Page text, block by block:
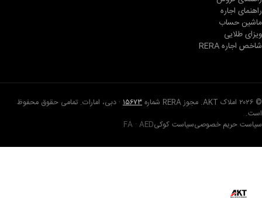
راهنمای اجاره
ماشین حساب
ویزای طلایی
شاخص اجاره RERA
© ۲۰۲۶ املاک AKT. مجوز RERA شماره ۱۵۶۷۳ · دبی، امارات. تمامی حقوق محفوظ
است.
سیاست حریم خصوصیسیاست کوکیFA · AED